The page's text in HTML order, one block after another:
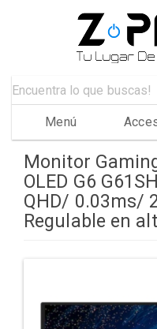
Menú
Monitor
OLED G6
QHD/ 0.03ms/
Regulable en